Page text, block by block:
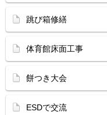
跳び箱修繕
体育館床面工事
餅つき大会
ESDで交流